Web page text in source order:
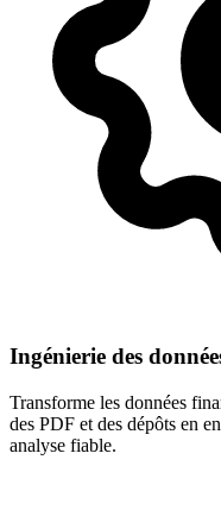
Ingénierie des
Transforme les données
des PDF et des dépôts en
analyse fiable.